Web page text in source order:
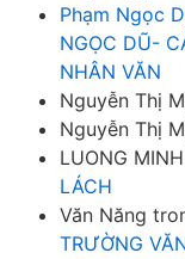
Phạm Ngọc
NGỌC DŨ-
NHÂN VĂN
Nguyễn Thị
Nguyễn Thị
LUONG MINH
LÁCH
Văn Năng
TRƯỜNG